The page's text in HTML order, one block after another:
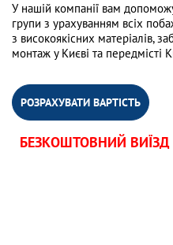
У нашій компанії вам
групи з урахуванням всіх
з високоякісних матеріалів,
монтаж у Києві та передмісті
РОЗРАХУВАТИ ВАРТІСТЬ
БЕЗКОШТОВНИЙ ВИЇЗД